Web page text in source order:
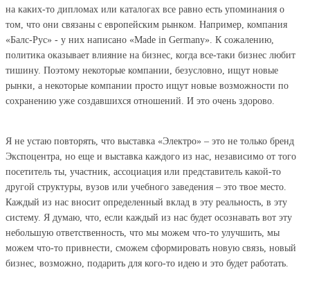
на каких-то дипломах или каталогах все равно есть упоминания о
том, что они связаны с европейским рынком. Например, компания
«Балс-Рус» - у них написано «Made in Germany». К сожалению,
политика оказывает влияние на бизнес, когда все-таки бизнес любит
тишину. Поэтому некоторые компании, безусловно, ищут новые
рынки, а некоторые компании просто ищут новые возможности по
сохранению уже создавшихся отношений. И это очень здорово.
Я не устаю повторять, что выставка «Электро» – это не только бренд
Экспоцентра, но еще и выставка каждого из нас, независимо от того
посетитель ты, участник, ассоциация или представитель какой-то
другой структуры, вузов или учебного заведения – это твое место.
Каждый из нас вносит определенный вклад в эту реальность, в эту
систему. Я думаю, что, если каждый из нас будет осознавать вот эту
небольшую ответственность, что мы можем что-то улучшить, мы
можем что-то привнести, сможем сформировать новую связь, новый
бизнес, возможно, подарить для кого-то идею и это будет работать.